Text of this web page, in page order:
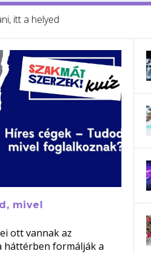
itt a helyed
mivel
ott vannak az
háttérben formálják a